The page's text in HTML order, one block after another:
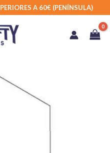
A 60€ (PENÍNSULA)